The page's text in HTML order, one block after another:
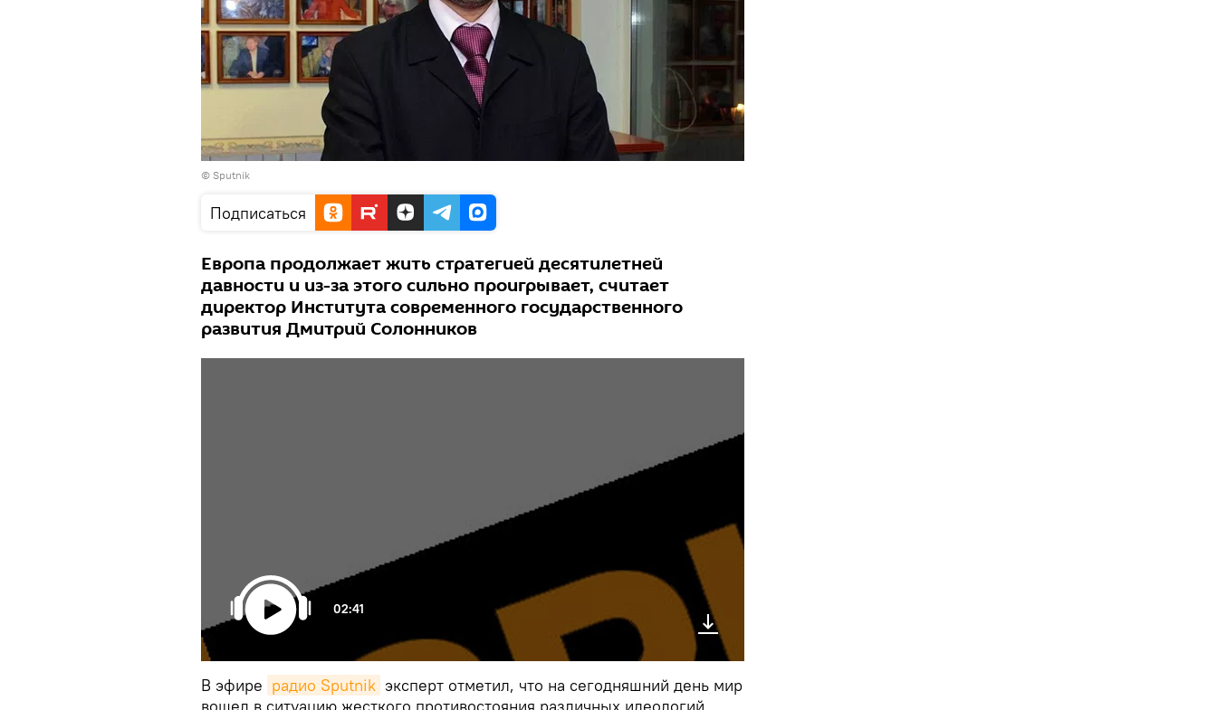
© Sputnik
Подписаться
Европа продолжает жить стратегией десятилетней
давности и из-за этого сильно проигрывает, считает
директор Института современного государственного
развития Дмитрий Солонников
02:41
В эфире радио Sputnik эксперт отметил, что на сегодняшний день мир